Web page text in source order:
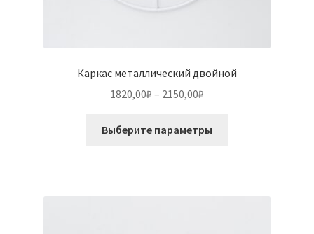
Каркас металлический двойной
1820,00₽ – 2150,00₽
1820,00₽
Выберите параметры